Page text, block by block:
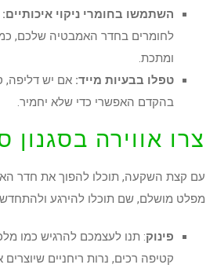
השתמשו בחומרי ניקוי איכותיים:
לחומרים בחדר האמבטיה שלכם,
ומתכת.
טפלו בבעיות מייד: אם יש דליפה,
בהקדם האפשרי כדי שלא יחמיר.
צרו אווירה בסגנון
עם קצת השקעה, תוכלו להפוך את חדר
מפלט מושלם, שם תוכלו להירגע
פינוק: תנו לעצמכם להרגיש כמו
קטיפה רכים, נרות ריחניים שיוצרים